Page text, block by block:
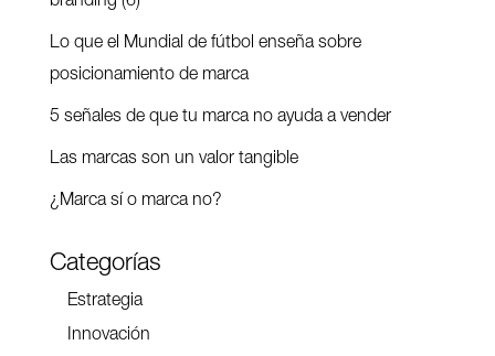
Lo que el Mundial de fútbol enseña sobre
posicionamiento de marca
5 señales de que tu marca no ayuda a vender
Las marcas son un valor tangible
¿Marca sí o marca no?
Categorías
Estrategia
Innovación